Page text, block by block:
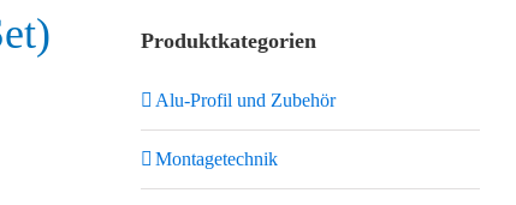
Produktkategorien
Alu-Profil und Zubehör
Montagetechnik